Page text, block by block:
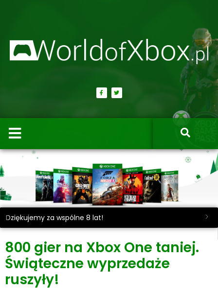
Dziękujemy za wspólne 8 lat!
800 gier na Xbox One taniej.
Świąteczne wyprzedaże
ruszyły!